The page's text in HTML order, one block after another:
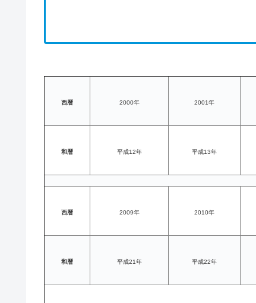
西暦 2000年 2001年
和暦 平成12年 平成13年
西暦 2009年 2010年
和暦 平成21年 平成22年